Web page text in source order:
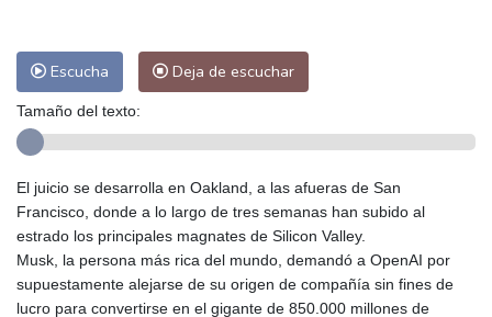
Escucha Deja de escuchar
Tamaño del texto:
El juicio se desarrolla en Oakland, a las afueras de San
Francisco, donde a lo largo de tres semanas han subido al
estrado los principales magnates de Silicon Valley.
Musk, la persona más rica del mundo, demandó a OpenAI por
supuestamente alejarse de su origen de compañía sin fines de
lucro para convertirse en el gigante de 850.000 millones de